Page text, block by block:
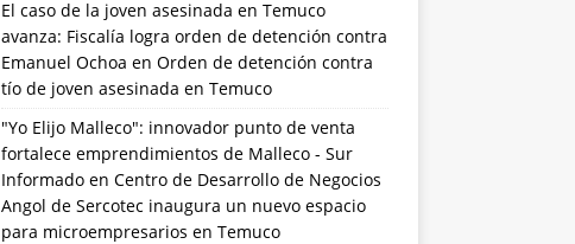
El caso de la joven asesinada en Temuco
avanza: Fiscalía logra orden de detención contra
Emanuel Ochoa en Orden de detención contra
tío de joven asesinada en Temuco
"Yo Elijo Malleco": innovador punto de venta
fortalece emprendimientos de Malleco - Sur
Informadoen Centro de Desarrollo de Negocios
Angol de Sercotec inaugura un nuevo espacio
para microempresarios en Temuco